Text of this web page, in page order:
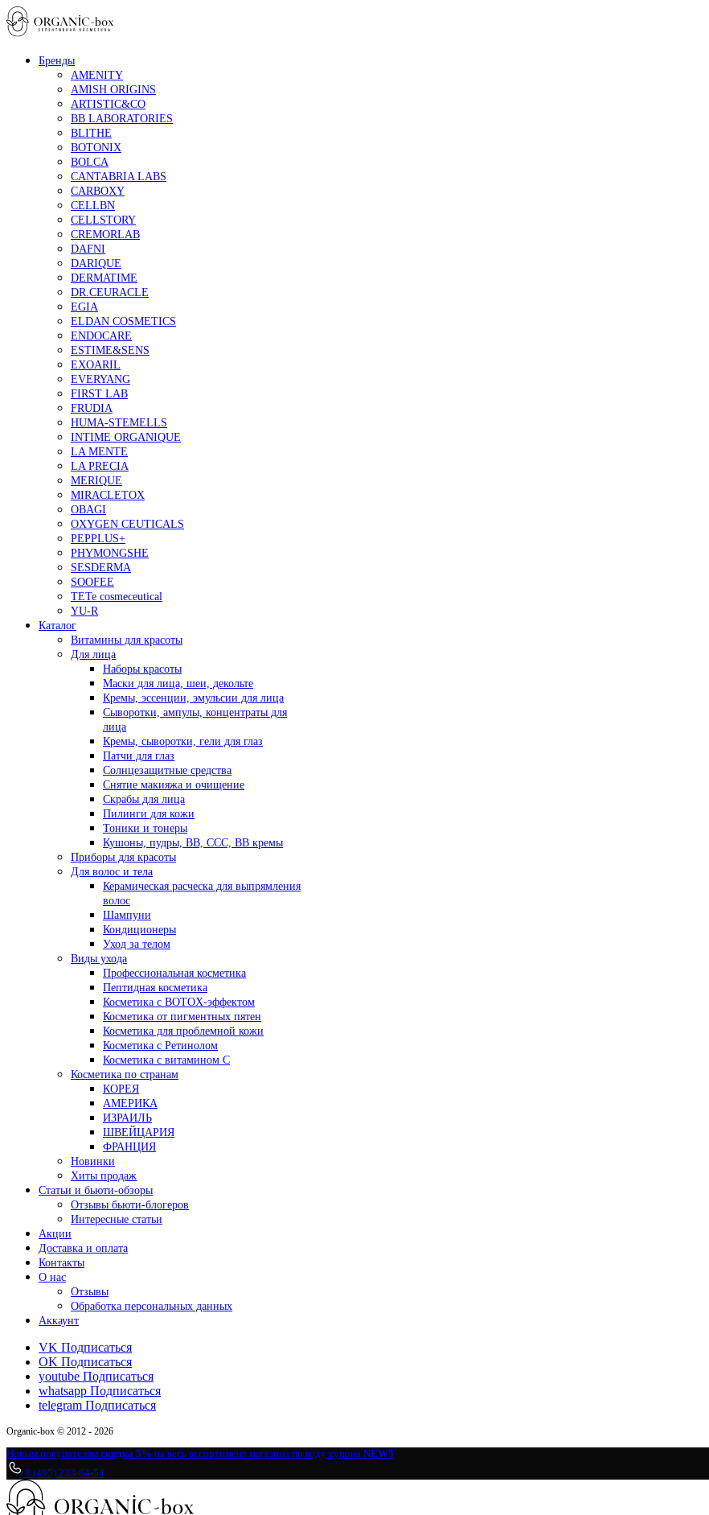
Бренды
AMENITY
AMISH ORIGINS
ARTISTIC&CO
BB LABORATORIES
BLITHE
BOTONIX
BOLCA
CANTABRIA LABS
CARBOXY
CELLBN
CELLSTORY
CREMORLAB
DAFNI
DARIQUE
DERMATIME
DR.CEURACLE
EGIA
ELDAN COSMETICS
ENDOCARE
ESTIME&SENS
EXOARIL
EVERYANG
FIRST LAB
FRUDIA
HUMA-STEMELLS
INTIME ORGANIQUE
LA MENTE
LA PRECIA
MERIQUE
MIRACLETOX
OBAGI
OXYGEN CEUTICALS
PEPPLUS+
PHYMONGSHE
SESDERMA
SOOFEE
TETe cosmeceutical
YU-R
Каталог
Витамины для красоты
Для лица
Наборы красоты
Маски для лица, шеи, декольте
Кремы, эссенции, эмульсии для лица
Сыворотки, ампулы, концентраты для
лица
Кремы, сыворотки, гели для глаз
Патчи для глаз
Солнцезащитные средства
Снятие макияжа и очищение
Скрабы для лица
Пилинги для кожи
Тоники и тонеры
Кушоны, пудры, ВВ, ССС, ВВ кремы
Приборы для красоты
Для волос и тела
Керамическая расческа для выпрямления
волос
Шампуни
Кондиционеры
Уход за телом
Виды ухода
Профессиональная косметика
Пептидная косметика
Косметика с BOTOX-эффектом
Косметика от пигментных пятен
Косметика для проблемной кожи
Косметика с Ретинолом
Косметика с витамином С
Косметика по странам
КОРЕЯ
АМЕРИКА
ИЗРАИЛЬ
ШВЕЙЦАРИЯ
ФРАНЦИЯ
Новинки
Хиты продаж
Статьи и бьюти-обзоры
Отзывы бьюти-блогеров
Интересные статьи
Акции
Доставка и оплата
Контакты
О нас
Отзывы
Обработка персональных данных
Аккаунт
VK Подписаться
OK Подписаться
youtube Подписаться
whatsapp Подписаться
telegram Подписаться
Organic-box © 2012 - 2026
Новым покупателям скидка 5% на весь ассортимент магазина по коду купона NEW5
8 (495) 233-64-54